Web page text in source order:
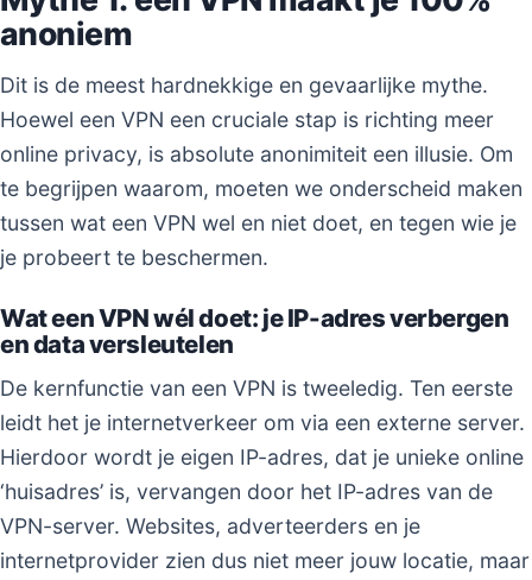
anoniem
Dit is de meest hardnekkige en gevaarlijke mythe.
Hoewel een VPN een cruciale stap is richting meer
online privacy, is absolute anonimiteit een illusie. Om
te begrijpen waarom, moeten we onderscheid maken
tussen wat een VPN wel en niet doet, en tegen wie je
je probeert te beschermen.
Wat een VPN wél doet: je IP-adres verbergen
en data versleutelen
De kernfunctie van een VPN is tweeledig. Ten eerste
leidt het je internetverkeer om via een externe server.
Hierdoor wordt je eigen IP-adres, dat je unieke online
‘huisadres’ is, vervangen door het IP-adres van de
VPN-server. Websites, adverteerders en je
internetprovider zien dus niet meer jouw locatie, maar